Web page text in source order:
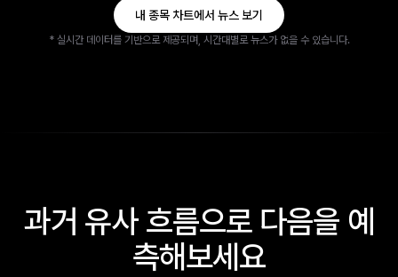
내 종목 차트에서 뉴스 보기
* 실시간 데이터를 기반으로 제공되며, 시간대별로 뉴스가 없을 수 있습니다.
과거 유사 흐름으로 다음을 예
측해보세요